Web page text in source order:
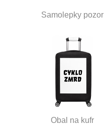
Samolepky pozor
Obal na kufr